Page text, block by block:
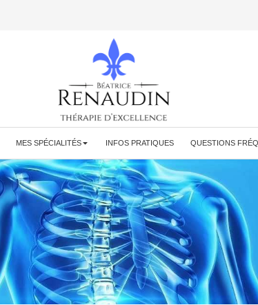
MES SPÉCIALITÉS INFOS PRATIQUES QUESTIONS